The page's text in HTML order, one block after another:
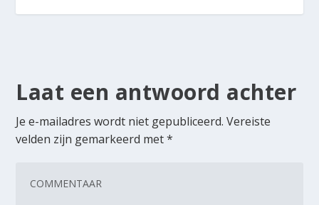
Laat een antwoord achter
Je e-mailadres wordt niet gepubliceerd. Vereiste
velden zijn gemarkeerd met*